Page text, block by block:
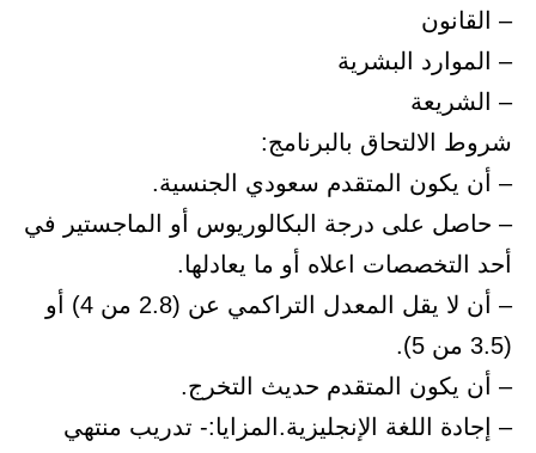
– القانون
– الموارد البشرية
– الشريعة
شروط الالتحاق بالبرنامج:
– أن يكون المتقدم سعودي الجنسية.
– حاصل على درجة البكالوريوس أو الماجستير في
أحد التخصصات اعلاه أو ما يعادلها.
– أن لا يقل المعدل التراكمي عن (2.8 من 4) أو
(3.5 من 5).
– أن يكون المتقدم حديث التخرج.
– إجادة اللغة الإنجليزية.المزايا:- تدريب منتهي